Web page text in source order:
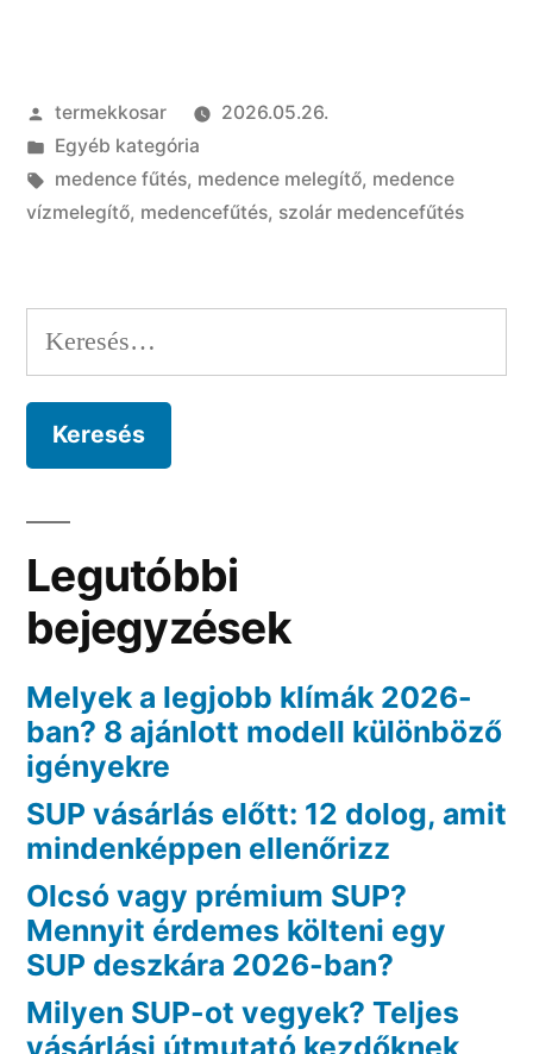
megoldások
vannak
kerti
Szerző:
termekkosar
2026.05.26.
Kategória:
Egyéb kategória
Címke:
medence fűtés, medence melegítő, medence
vízmelegítő, medencefűtés, szolár medencefűtés
Keresés:
Legutóbbi
bejegyzések
Melyek a legjobb klímák 2026-
ban? 8 ajánlott modell különböző
igényekre
SUP vásárlás előtt: 12 dolog, amit
mindenképpen ellenőrizz
Olcsó vagy prémium SUP?
Mennyit érdemes költeni egy
SUP deszkára 2026-ban?
Milyen SUP-ot vegyek? Teljes